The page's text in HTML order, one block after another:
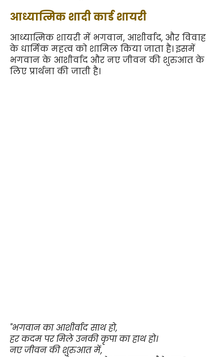
आध्यात्मिक शादी कार्ड शायरी
आध्यात्मिक शायरी में भगवान, आशीर्वाद, और विवाह
के धार्मिक महत्व को शामिल किया जाता है। इसमें
भगवान के आशीर्वाद और नए जीवन की शुरुआत के
लिए प्रार्थना की जाती है।
"भगवान का आशीर्वाद साथ हो,
हर कदम पर मिले उनकी कृपा का हाथ हो।
नए जीवन की शुरुआत में,